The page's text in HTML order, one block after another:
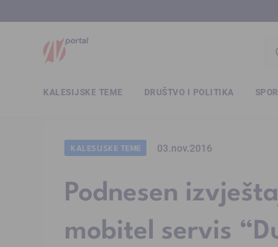
KALESIJSKE TEME DRUŠTVO I POLITIKA
KALESIJSKE TEME 03.nov.2016
Podnesen
mobitel servis